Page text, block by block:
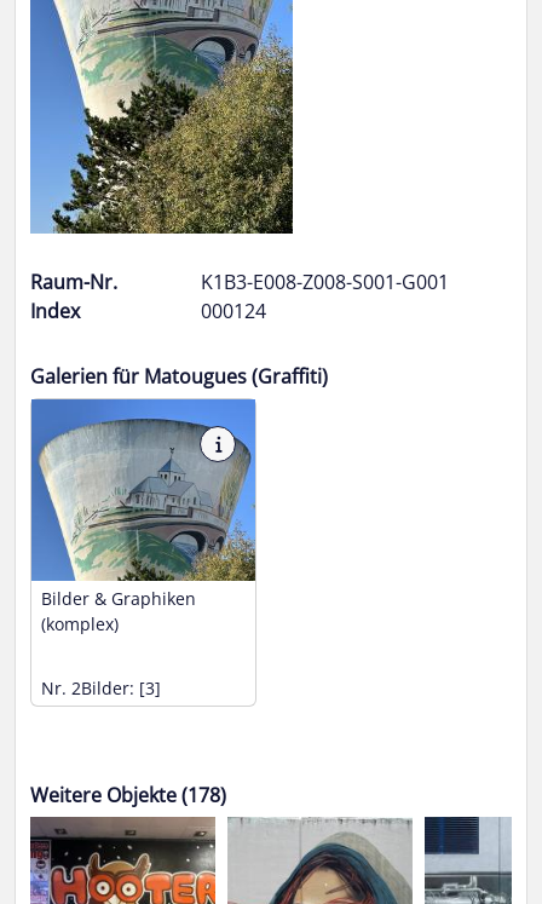
Raum-Nr.
K1B3-E008-Z008-S001-G001
Index
000124
Galerien für Matougues (Graffiti)
Bilder & Graphiken
(komplex)
Nr. 2Bilder: [3]
Weitere Objekte (178)